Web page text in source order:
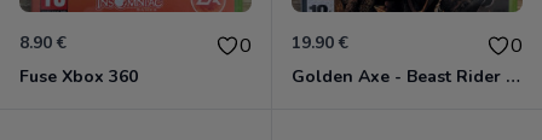
8.90 € 0
Fuse Xbox 360
19.90 € 0
Golden Axe - Beast Rider Xbox 360